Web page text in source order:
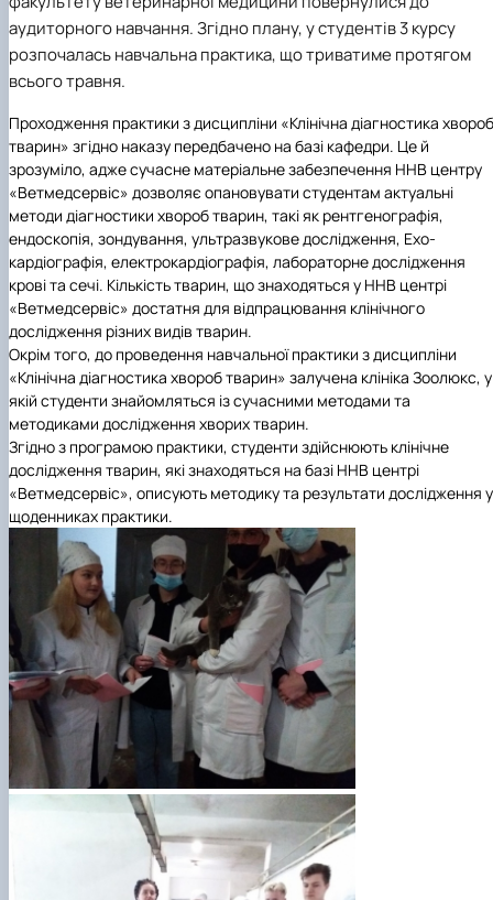
аудиторного навчання. Згідно плану, у студентів 3 курсу
розпочалась навчальна практика, що триватиме протягом
всього травня.
Проходження практики з дисципліни «Клінічна діагностика хвороб
тварин» згідно наказу передбачено на базі кафедри. Це й
зрозуміло, адже сучасне матеріальне забезпечення ННВ центру
«Ветмедсервіс» дозволяє опановувати студентам актуальні
методи діагностики хвороб тварин, такі як рентгенографія,
ендоскопія, зондування, ультразвукове дослідження, Ехо-
кардіографія, електрокардіографія, лабораторне дослідження
крові та сечі. Кількість тварин, що знаходяться у ННВ центрі
«Ветмедсервіс» достатня для відпрацювання клінічного
дослідження різних видів тварин.
Окрім того, до проведення навчальної практики з дисципліни
«Клінічна діагностика хвороб тварин» залучена клініка Зоолюкс, у
якій студенти знайомляться із сучасними методами та
методиками дослідження хворих тварин.
Згідно з програмою практики, студенти здійснюють клінічне
дослідження тварин, які знаходяться на базі ННВ центрі
«Ветмедсервіс», описують методику та результати дослідження у
щоденниках практики.